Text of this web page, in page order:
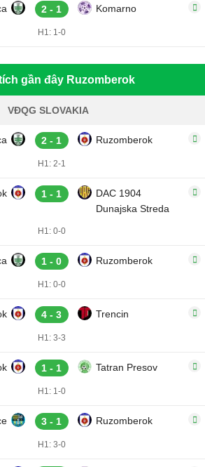
2 - 1 Komarno
H1: 1-0
gần đây Ruzomberok
VĐQG SLOVAKIA
2 - 1 Ruzomberok
H1: 2-1
1 - 1
DAC 1904
Dunajska Streda
H1: 0-0
1 - 0 Ruzomberok
H1: 0-0
4 - 3 Trencin
H1: 3-3
1 - 1 Tatran Presov
H1: 1-0
3 - 1 Ruzomberok
H1: 3-0